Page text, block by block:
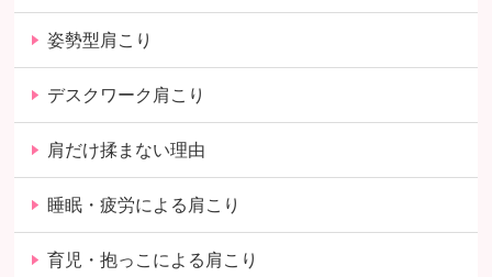
姿勢型肩こり
デスクワーク肩こり
肩だけ揉まない理由
睡眠・疲労による肩こり
育児・抱っこによる肩こり